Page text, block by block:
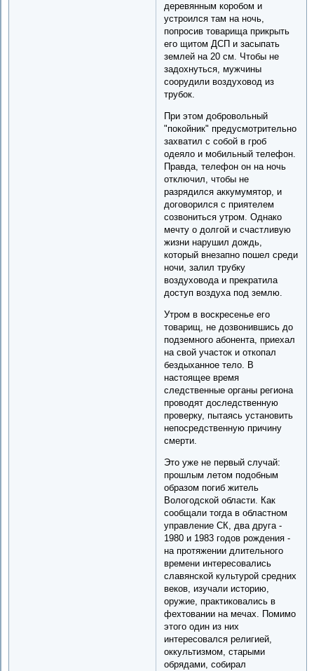
деревянным коробом и
устроился там на ночь,
попросив товарища прикрыть
его щитом ДСП и засыпать
землей на 20 см. Чтобы не
задохнуться, мужчины
соорудили воздуховод из
трубок.
При этом добровольный
"покойник" предусмотрительно
захватил с собой в гроб
одеяло и мобильный телефон.
Правда, телефон он на ночь
отключил, чтобы не
разрядился аккумумятор, и
договорился с приятелем
созвониться утром. Однако
мечту о долгой и счастливую
жизни нарушил дождь,
который внезапно пошел среди
ночи, залил трубку
воздуховода и прекратила
доступ воздуха под землю.
Утром в воскресенье его
товарищ, не дозвонившись до
подземного абонента, приехал
на свой участок и откопал
бездыханное тело. В
настоящее время
следственные органы региона
проводят доследственную
проверку, пытаясь установить
непосредственную причину
смерти.
Это уже не первый случай:
прошлым летом подобным
образом погиб житель
Вологодской области. Как
сообщали тогда в областном
управление СК, два друга -
1980 и 1983 годов рождения -
на протяжении длительного
времени интересовались
славянской культурой средних
веков, изучали историю,
оружие, практиковались в
фехтовании на мечах. Помимо
этого один из них
интересовался религией,
оккультизмом, старыми
обрядами, собирал